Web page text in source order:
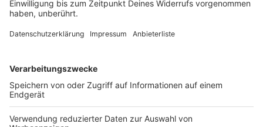
Hans-Georg Guhle, Maschinenring
"Solar lohnt sich für Viehbetriebe"